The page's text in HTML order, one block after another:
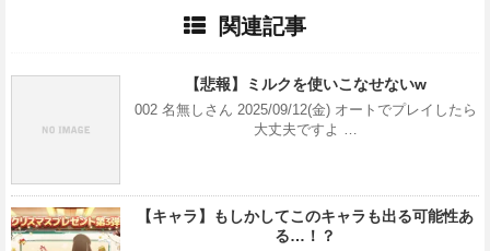
関連記事
【悲報】ミルクを使いこなせないw
002 名無しさん 2025/09/12(金) オートでプレイしたら
大丈夫ですよ …
【キャラ】もしかしてこのキャラも出る可能性あ
る…！？